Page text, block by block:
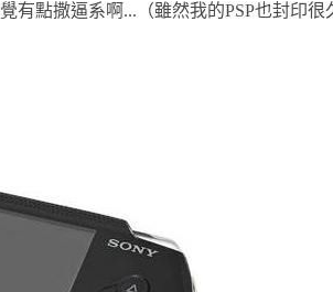
有點撒逼系啊...（雖然我的PSP也封印很